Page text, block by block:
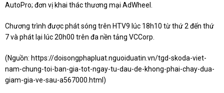
AutoPro; đơn vị khai thác thương mại AdWheel.
Chương trình được phát sóng trên HTV9 lúc 18h10 từ thứ 2 đến thứ
7 và phát lại lúc 20h00 trên đa nền tảng VCCorp.
(Nguồn: https://doisongphapluat.nguoiduatin.vn/tgd-skoda-viet-
nam-chung-toi-ban-gia-tot-ngay-tu-dau-de-khong-phai-chay-dua-
giam-gia-ve-sau-a567000.html )